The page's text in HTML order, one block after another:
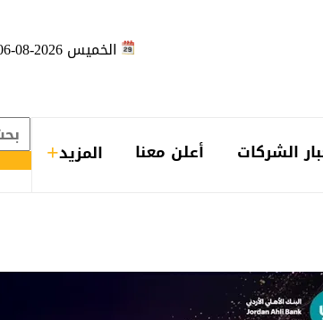
الخميس 2026-08-06
الشركات أعلن معنا المزيد